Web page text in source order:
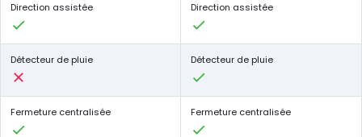
Direction assistée Direction assistée
Détecteur de pluie Détecteur de pluie
Fermeture centralisée Fermeture centralisée